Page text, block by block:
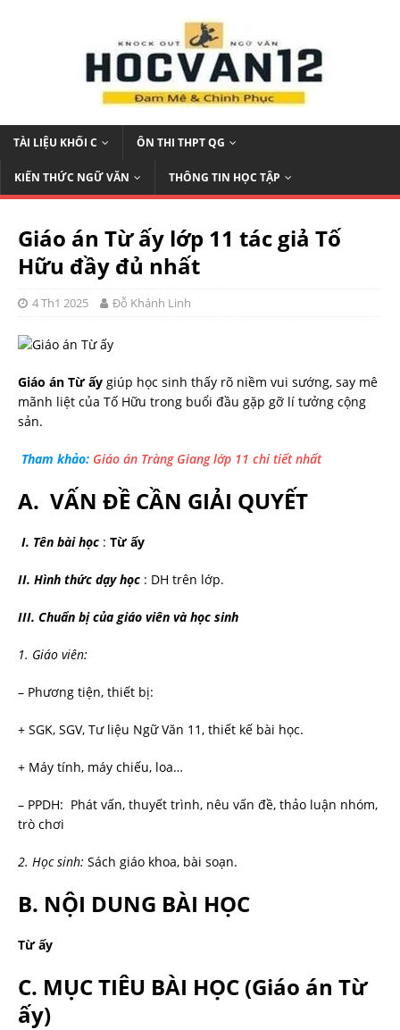
TÀI LIỆU KHỐI C ÔN THI THPT QG
KIẾN THỨC NGỮ VĂN THÔNG TIN HỌC TẬP
Giáo án Từ ấy lớp 11 tác giả Tố
Hữu đầy đủ nhất
4 Th1 2025 Đỗ Khánh Linh
Giáo án Từ ấy giúp học sinh thấy rõ niềm vui sướng, say mê
mãnh liệt của Tố Hữu trong buổi đầu gặp gỡ lí tưởng cộng
sản.
Tham khảo: Giáo án Tràng Giang lớp 11 chi tiết nhất
A. VẤN ĐỀ CẦN GIẢI QUYẾT
I. Tên bài học : Từ ấy
II. Hình thức dạy học : DH trên lớp.
III. Chuẩn bị của giáo viên và học sinh
1. Giáo viên:
– Phương tiện, thiết bị:
+ SGK, SGV, Tư liệu Ngữ Văn 11, thiết kế bài học.
+ Máy tính, máy chiếu, loa…
– PPDH: Phát vấn, thuyết trình, nêu vấn đề, thảo luận nhóm,
trò chơi
2. Học sinh: Sách giáo khoa, bài soạn.
B. NỘI DUNG BÀI HỌC
Từ ấy
C. MỤC TIÊU BÀI HỌC (Giáo án Từ
ấy)